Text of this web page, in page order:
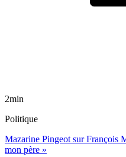
2min
Politique
Mazarine Pingeot sur François
mon père »